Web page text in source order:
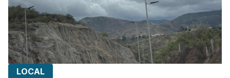
LOCAL